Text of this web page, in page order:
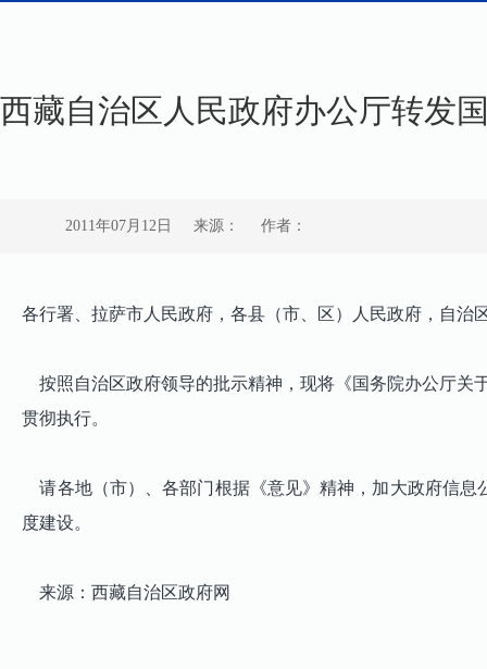
西藏自治区人民政府办公厅转发
2011年07月12日 来源： 作者：
各行署、拉萨市人民政府，各县（市、区）人民政府，自治
按照自治区政府领导的批示精神，现将《国务院办公厅关
贯彻执行。
请各地（市）、各部门根据《意见》精神，加大政府信息
度建设。
来源：西藏自治区政府网